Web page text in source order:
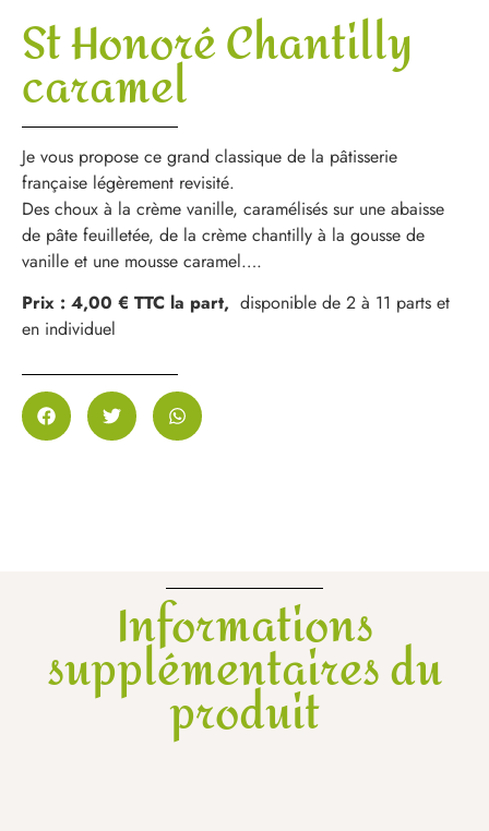
St Honoré Chantilly
caramel
Je vous propose ce grand classique de la pâtisserie
française légèrement revisité.
Des choux à la crème vanille, caramélisés sur une abaisse
de pâte feuilletée, de la crème chantilly à la gousse de
vanille et une mousse caramel….
Prix : 4,00 € TTC la part, disponible de 2 à 11 parts et
en individuel
Informations
supplémentaires du
produit